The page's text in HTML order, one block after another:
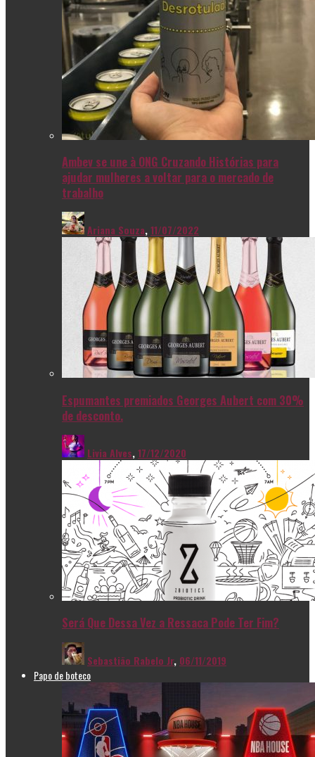
Ambev se une à ONG Cruzando Histórias para
ajudar mulheres a voltar para o mercado de
trabalho
Ariana Souza,11/07/2022
Espumantes premiados Georges Aubert com 30%
de desconto.
Livia Alves,17/12/2020
Será Que Dessa Vez a Ressaca Pode Ter Fim?
Sebastião Rabelo Jr, 06/11/2019
Papo de boteco